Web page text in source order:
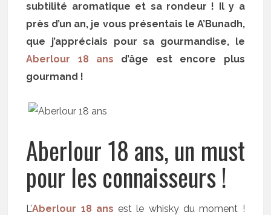
subtilité aromatique et sa rondeur ! Il y a
près d’un an, je vous présentais le A’Bunadh,
que j’appréciais pour sa gourmandise, le
Aberlour 18 ans d’âge est encore plus
gourmand !
Aberlour 18 ans, un must
pour les connaisseurs !
L’Aberlour 18 ans est le whisky du moment !